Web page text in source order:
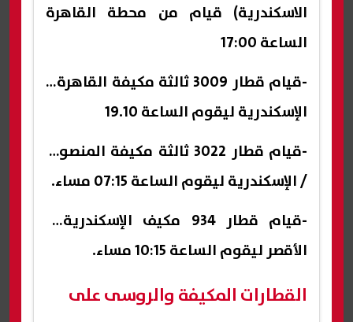
الاسكندرية) قيام من محطة القاهرة
الساعة 17:00
-قيام قطار 3009 ثالثة مكيفة القاهرة /
الإسكندرية ليقوم الساعة 19.10
-قيام قطار 3022 ثالثة مكيفة المنصورة
/ الإسكندرية ليقوم الساعة 07:15 مساء.
-قيام قطار 934 مكيف الإسكندرية /
الأقصر ليقوم الساعة 10:15 مساء.
القطارات المكيفة والروسى على